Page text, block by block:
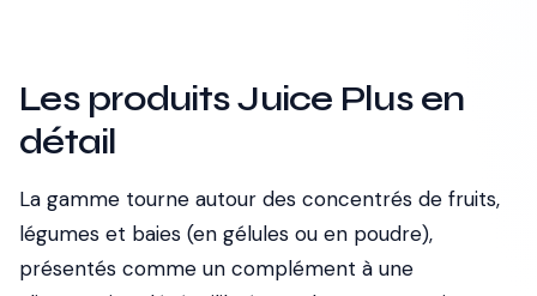
Les produits Juice Plus en
détail
La gamme tourne autour des concentrés de fruits,
légumes et baies (en gélules ou en poudre),
présentés comme un complément à une